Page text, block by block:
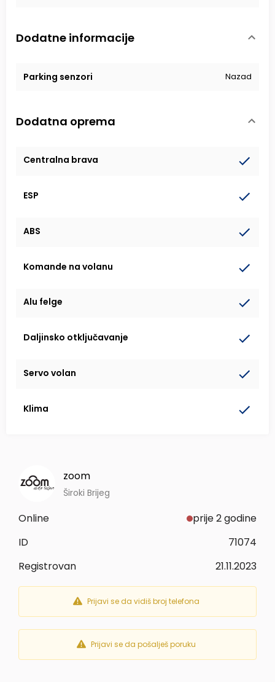
Dodatne informacije
Parking senzori Nazad
Dodatna oprema
Centralna brava
ESP
ABS
Komande na volanu
Alu felge
Daljinsko otključavanje
Servo volan
Klima
zoom
Široki Brijeg
Online
prije 2 godine
ID
71074
Registrovan
21.11.2023
Prijavi se da vidiš broj telefona
Prijavi se da pošalješ poruku